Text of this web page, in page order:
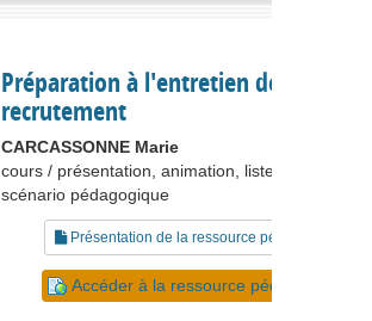
Préparation à l'entretien de
recrutement
CARCASSONNE Marie
cours / présentation, animation, liste de
scénario pédagogique
Présentation de la ressource pédagogique
Accéder à la ressource pédagogique